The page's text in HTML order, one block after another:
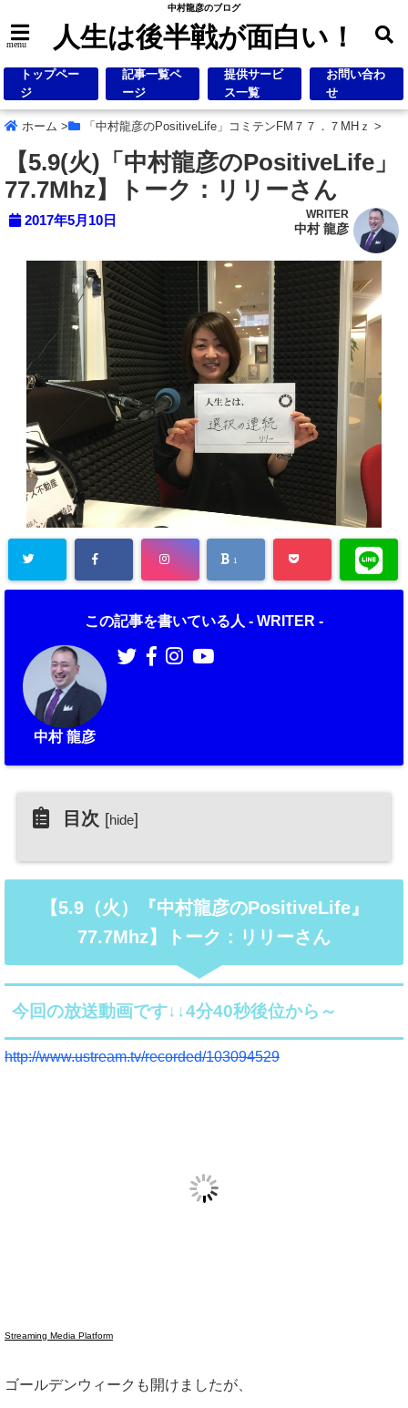
中村龍彦のブログ
menu 人生は後半戦が面白い！
トップペー
ジ
記事一覧ペ
ージ
提供サービ
ス一覧
お問い合わ
せ
ホーム > 「中村龍彦のPositiveLife」コミテンFM７７．７MHｚ >
【5.9(火)「中村龍彦のPositiveLife」
77.7Mhz】トーク：リリーさん
2017年5月10日 WRITER
中村 龍彦
1
この記事を書いている人 - WRITER -
中村 龍彦
目次 [hide]
【5.9（火）『中村龍彦のPositiveLife』
77.7Mhz】トーク：リリーさん
今回の放送動画です↓↓4分40秒後位から～
http://www.ustream.tv/recorded/103094529
Streaming Media Platform
ゴールデンウィークも開けましたが、